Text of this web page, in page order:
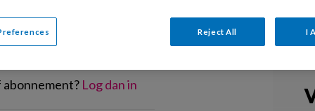
lezen?
lees 2 artikelen gratis per maand
Log dan in
Reject All I